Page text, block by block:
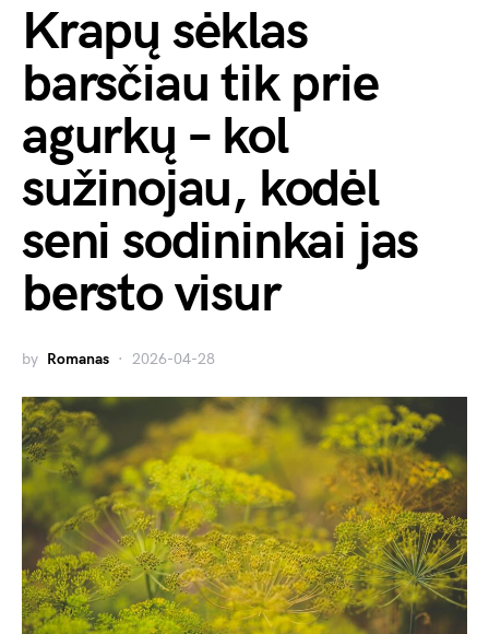
Krapų sėklas
barsčiau tik prie
agurkų – kol
sužinojau, kodėl
seni sodininkai jas
bersto visur
by Romanas 2026-04-28